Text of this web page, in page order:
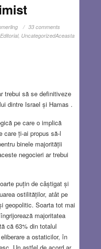
33 comments
Editorial, UncategorizedAceasta
trebui să se definitiveze
dintre Israel și Hamas .
pe care o implică
care ți-ai propus să-l
binele majorității
negocieri ar trebui
puțin de câștigat și
ostilităților, atât pe
geopolitic. Soarta tot mai
majoritatea
că 63% din totalul
a ostaticilor, în